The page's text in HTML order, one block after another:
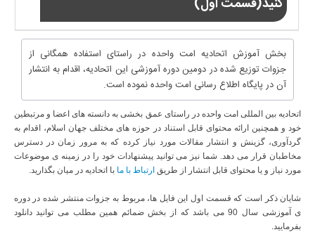
بخش آموزش اتحادیه امت واحده در راستای استفاده همگانی از
جزوات توزیع شده در دومین دوره آموزشی این اتحادیه، اقدام به انتشار
آن در پایگاه اطلاع رسانی امت واحده نموده است.
اتحادیه بین المللی امت واحده در راستای عمق بخشی به دانسته های اعضا و مرتبطین
خود و همچنین ارائه محتوای قابل استناد در حوزه های مختلف جهان اسلام، اقدام به
گردآوری، گزینش و انتشار مقالات مورد نیاز کرده که به مرور زمان در دسترس
مخاطبان قرار می دهد. شما نیز می توانید پیشنهادات خود را در زمینه ی موضوعات
مورد نیاز و یا محتوای قابل انتشار از طریق ارتباط با ما با اتحادیه در میان بگذارید.
شایان ذکر است که قسمت اول این فایل ها، مربوط به جزوات منتشر شده در دوره
ی آموزشی سال 90 می باشد که از بخش ضمائم همین مطلب می توانید دانلود
بفرمایید.